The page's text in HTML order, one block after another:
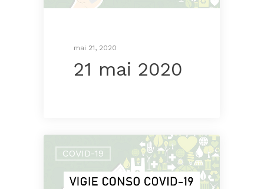
mai 21, 2020
21 mai 2020
COVID-19